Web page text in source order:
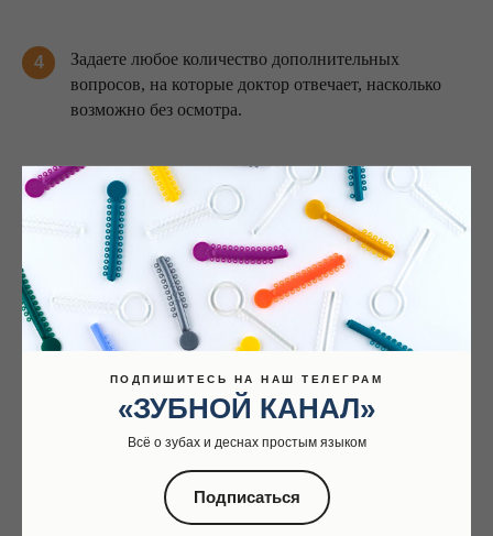
4
Задаете любое количество дополнительных
вопросов, на которые доктор отвечает, насколько
возможно без осмотра.
5
Далее по необходимости врач может предложить
вам очный прием в клинике у профильного
специалиста.
Проверить интернет-соединение и постараться в день
ПОДПИШИТЕСЬ НА НАШ ТЕЛЕГРАМ
«ЗУБНОЙ КАНАЛ»
Всё о зубах и деснах простым языком
Подписаться